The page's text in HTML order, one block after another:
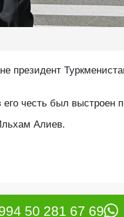
президент
честь был выстроен
Алиев.
50 281 67 69